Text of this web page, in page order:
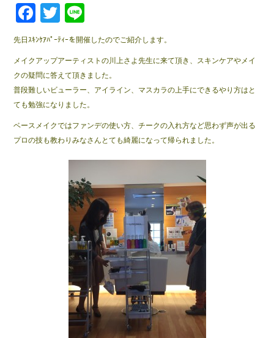
F
a
c
e
b
o
o
k
T
wi
tt
er
n
先日ｽｷﾝｹｱﾊﾟｰﾃｨｰを開催したのでご紹介します。
メイクアップアーティストの川上さよ先生に来て頂き、スキンケアやメイ
クの疑問に答えて頂きました。
普段難しいビューラー、アイライン、マスカラの上手にできるやり方はと
ても勉強になりました。
ベースメイクではファンデの使い方、チークの入れ方など思わず声が出る
プロの技も教わりみなさんとても綺麗になって帰られました。